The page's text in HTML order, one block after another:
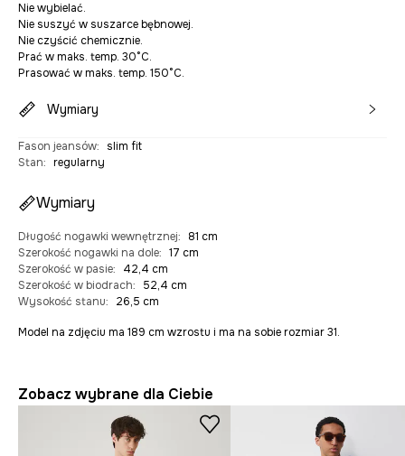
Nie wybielać.
Nie suszyć w suszarce bębnowej.
Nie czyścić chemicznie.
Prać w maks. temp. 30°C.
Prasować w maks. temp. 150°C.
Wymiary
Fason jeansów:
slim fit
Stan: regularny
Wymiary
Długość nogawki wewnętrznej:
81 cm
Szerokość nogawki na dole: 17 cm
Szerokość w pasie:
42,4 cm
Szerokość w biodrach:
52,4 cm
Wysokość stanu: 26,5 cm
Model na zdjęciu ma 189 cm wzrostu i ma na sobie rozmiar 31.
Zobacz wybrane dla Ciebie